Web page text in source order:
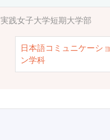
実践女子大学短期大学部
日本語コミュニケーショ
ン学科